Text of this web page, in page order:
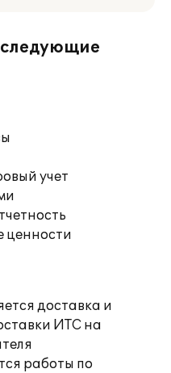
учет
ценности
доставка и
ИТС на
работы по